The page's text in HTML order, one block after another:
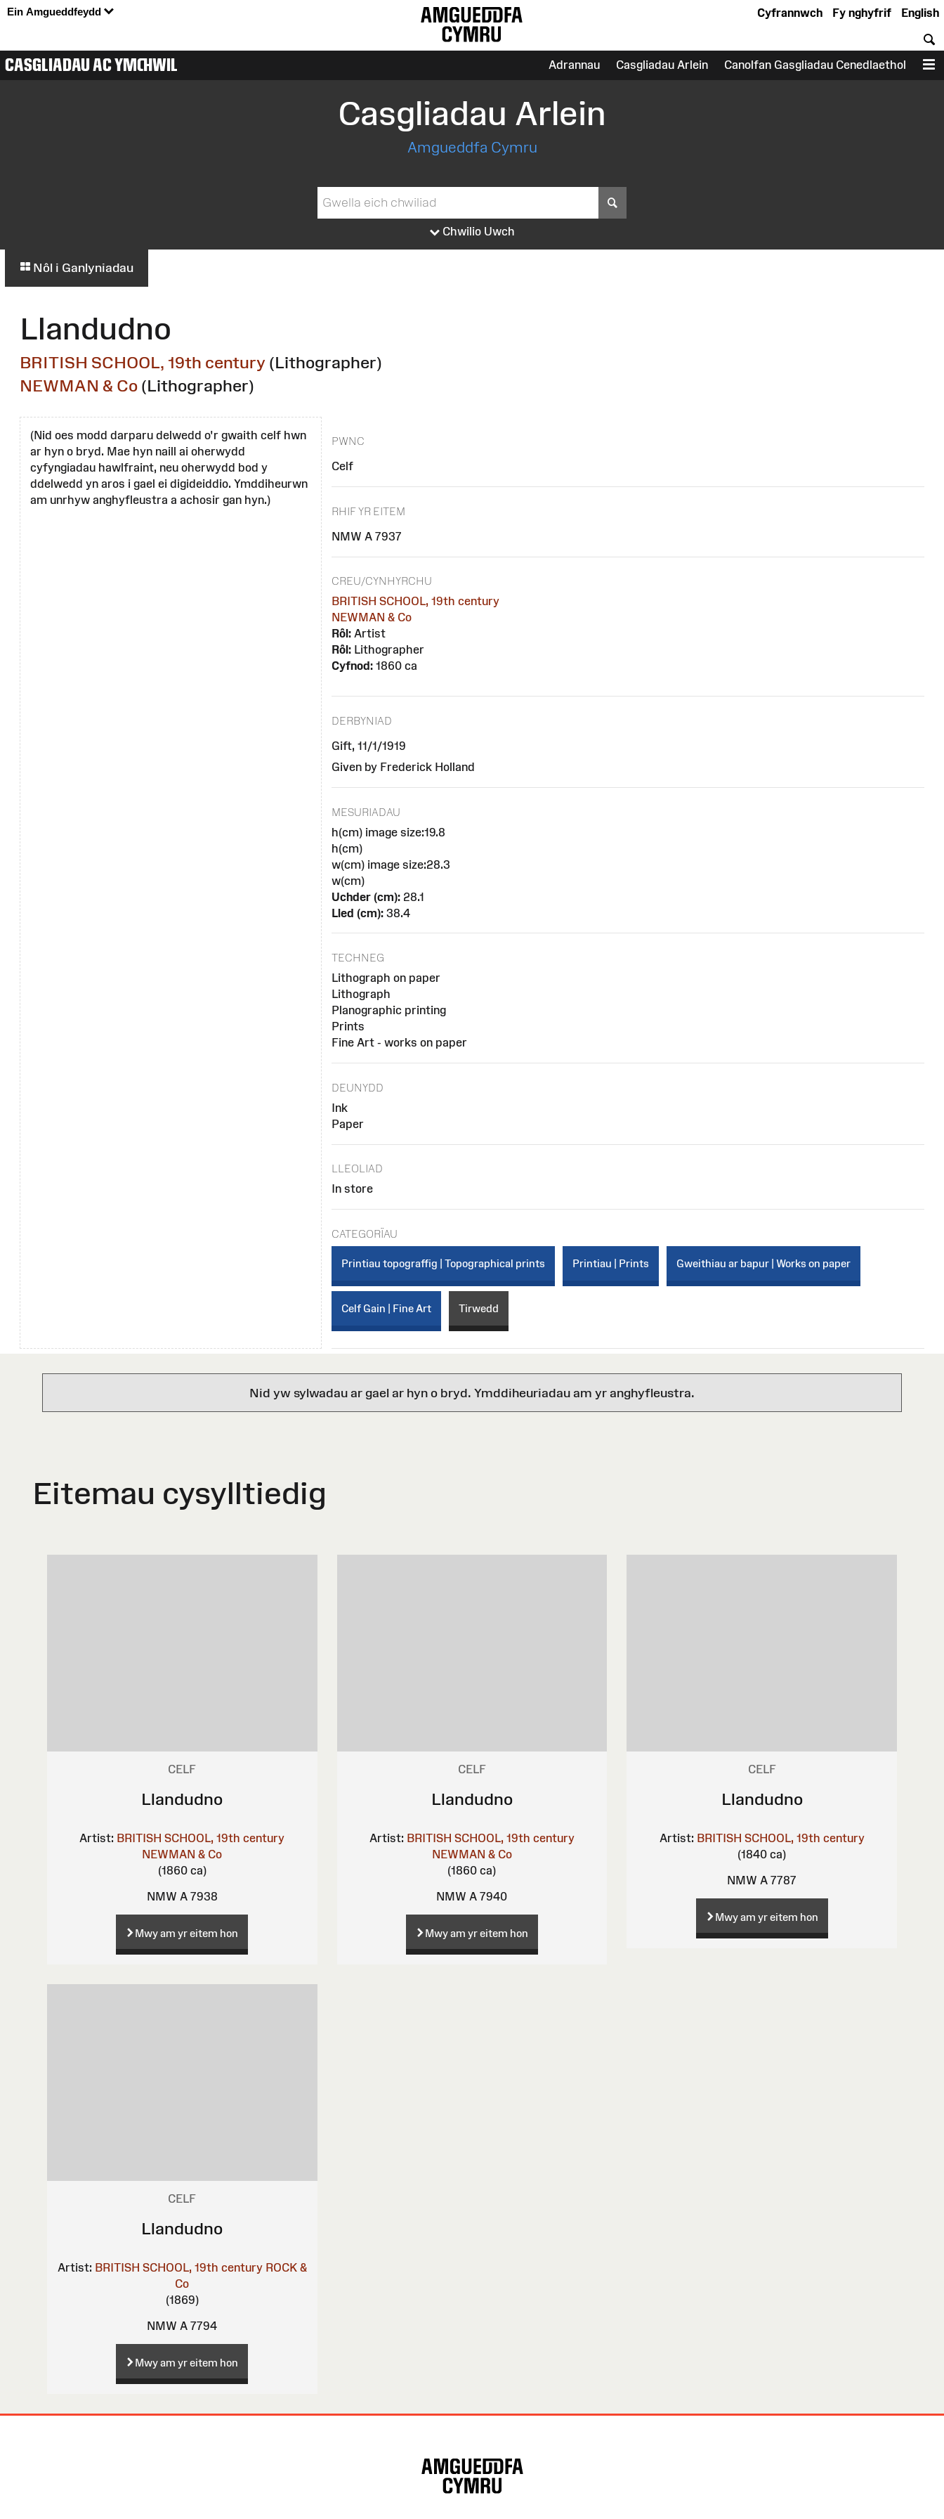
Ein Amgueddfeydd English
Fy nghyfrif
Cyfrannwch
CASGLIADAU AC YMCHWIL Adrannau Casgliadau Arlein Canolfan Gasgliadau Cenedlaethol
Casgliadau Arlein
Amgueddfa Cymru
Chwilio Uwch
Nôl i Ganlyniadau
Llandudno
BRITISH SCHOOL, 19th century (Lithographer)
NEWMAN & Co (Lithographer)
(Nid oes modd darparu delwedd o'r gwaith celf hwn
ar hyn o bryd. Mae hyn naill ai oherwydd
cyfyngiadau hawlfraint, neu oherwydd bod y
ddelwedd yn aros i gael ei digideiddio. Ymddiheurwn
am unrhyw anghyfleustra a achosir gan hyn.)
PWNC
Celf
RHIF YR EITEM
NMW A 7937
CREU/CYNHYRCHU
BRITISH SCHOOL, 19th century
NEWMAN & Co
Rôl: Artist
Rôl: Lithographer
Cyfnod: 1860 ca
DERBYNIAD
Gift, 11/1/1919
Given by Frederick Holland
MESURIADAU
h(cm) image size:19.8
h(cm)
w(cm) image size:28.3
w(cm)
Uchder (cm): 28.1
Lled (cm): 38.4
TECHNEG
Lithograph on paper
Lithograph
Planographic printing
Prints
Fine Art - works on paper
DEUNYDD
Ink
Paper
LLEOLIAD
In store
CATEGORÏAU
Printiau topograffig | Topographical prints Printiau | Prints Gweithiau ar bapur | Works on paper
Celf Gain | Fine Art Tirwedd
Nid yw sylwadau ar gael ar hyn o bryd. Ymddiheuriadau am yr anghyfleustra.
Eitemau cysylltiedig
CELF
Llandudno
Artist: BRITISH SCHOOL, 19th century
NEWMAN & Co
(1860 ca)
NMW A 7938
Mwy am yr eitem hon
CELF
Llandudno
Artist: BRITISH SCHOOL, 19th century
NEWMAN & Co
(1860 ca)
NMW A 7940
Mwy am yr eitem hon
CELF
Llandudno
Artist: BRITISH SCHOOL, 19th century
(1840 ca)
NMW A 7787
Mwy am yr eitem hon
CELF
Llandudno
Artist: BRITISH SCHOOL, 19th century ROCK &
Co
(1869)
NMW A 7794
Mwy am yr eitem hon